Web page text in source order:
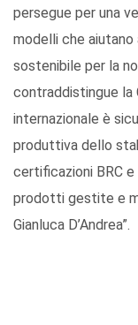
persegue per una
modelli che
sostenibile per la
contraddistingue la
internazionale è
produttiva dello
certificazioni BRC
prodotti gestite e
Gianluca D’Andrea”.